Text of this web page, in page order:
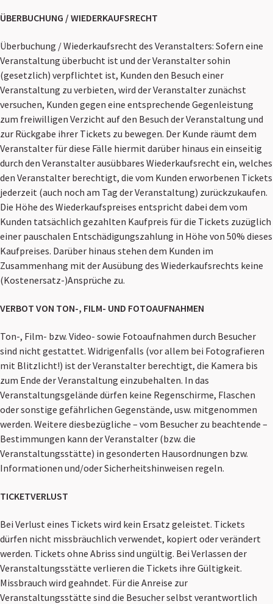
ÜBERBUCHUNG / WIEDERKAUFSRECHT
Überbuchung / Wiederkaufsrecht des Veranstalters: Sofern eine
Veranstaltung überbucht ist und der Veranstalter sohin
(gesetzlich) verpflichtet ist, Kunden den Besuch einer
Veranstaltung zu verbieten, wird der Veranstalter zunächst
versuchen, Kunden gegen eine entsprechende Gegenleistung
zum freiwilligen Verzicht auf den Besuch der Veranstaltung und
zur Rückgabe ihrer Tickets zu bewegen. Der Kunde räumt dem
Veranstalter für diese Fälle hiermit darüber hinaus ein einseitig
durch den Veranstalter ausübbares Wiederkaufsrecht ein, welches
den Veranstalter berechtigt, die vom Kunden erworbenen Tickets
jederzeit (auch noch am Tag der Veranstaltung) zurückzukaufen.
Die Höhe des Wiederkaufspreises entspricht dabei dem vom
Kunden tatsächlich gezahlten Kaufpreis für die Tickets zuzüglich
einer pauschalen Entschädigungszahlung in Höhe von 50% dieses
Kaufpreises. Darüber hinaus stehen dem Kunden im
Zusammenhang mit der Ausübung des Wiederkaufsrechts keine
(Kostenersatz-)Ansprüche zu.
VERBOT VON TON-, FILM- UND FOTOAUFNAHMEN
Ton-, Film- bzw. Video- sowie Fotoaufnahmen durch Besucher
sind nicht gestattet. Widrigenfalls (vor allem bei Fotografieren
mit Blitzlicht!) ist der Veranstalter berechtigt, die Kamera bis
zum Ende der Veranstaltung einzubehalten. In das
Veranstaltungsgelände dürfen keine Regenschirme, Flaschen
oder sonstige gefährlichen Gegenstände, usw. mitgenommen
werden. Weitere diesbezügliche – vom Besucher zu beachtende –
Bestimmungen kann der Veranstalter (bzw. die
Veranstaltungsstätte) in gesonderten Hausordnungen bzw.
Informationen und/oder Sicherheitshinweisen regeln.
TICKETVERLUST
Bei Verlust eines Tickets wird kein Ersatz geleistet. Tickets
dürfen nicht missbräuchlich verwendet, kopiert oder verändert
werden. Tickets ohne Abriss sind ungültig. Bei Verlassen der
Veranstaltungsstätte verlieren die Tickets ihre Gültigkeit.
Missbrauch wird geahndet. Für die Anreise zur
Veranstaltungsstätte sind die Besucher selbst verantwortlich